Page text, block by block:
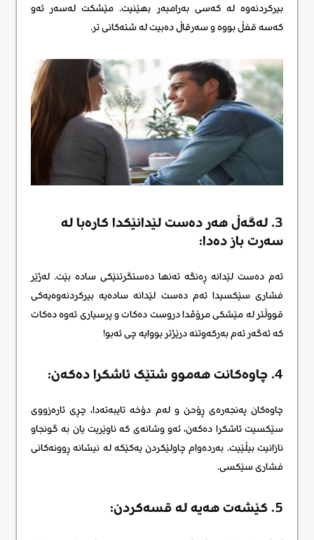
بیرکردنەوە له کەسی بەرامبەر بهێنیت. مێشکت لەسەر ئەو
کەسە قفڵ بووە و سەرقاڵ دەبیت لە شتەکانی تر.
3. لەگەڵ هەر دەست لێدانێکدا کارەبا لە
سەرت باز دەدا:
ئەم دەست لێدانە ڕەنگە تەنها دەستگرتنێکی سادە بێت. لەژێر
فشاری سێکسیدا ئەم دەست لێدانە سادەیە بیرکردنەوەیەکی
قووڵتر لە مێشکی مرۆڤدا دروست دەکات و پرسیاری ئەوە دەکات
کە ئەگەر ئەم بەرکەوتنە درێژتر بووایە چی ئەبو!
4. چاوەکانت هەموو شتێک ئاشکرا دەکەن:
چاوەکان پەنجەرەی ڕۆحن و لەم دۆخە تایبەتەدا، چڕی ئارەزووی
سێکسیت ئاشکرا دەکەن، ئەو وشانەی کە ناوێریت یان بە گونجاو
نازانیت بیڵێیت. بەردەوام چاولێکردن یەکێکە لە نیشانە ڕوونەکانی
فشاری سێکسی.
5. کێشەت هەیە لە قسەکردن: